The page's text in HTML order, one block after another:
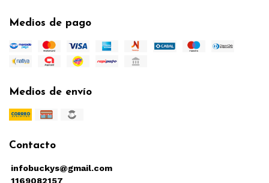
Medios de pago
Medios de envío
Contacto
infobuckys@gmail.com
1169082157